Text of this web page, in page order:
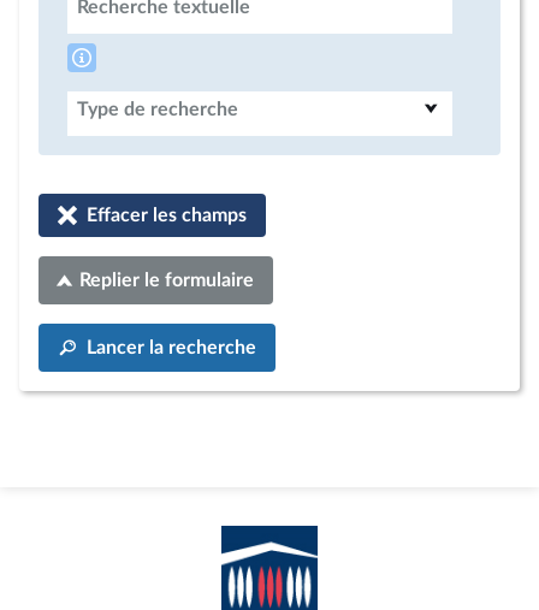
Recherche textuelle
Type de recherche
Effacer les champs
Replier le formulaire
Lancer la recherche